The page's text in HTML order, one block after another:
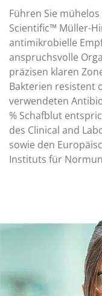
Führen Sie
Scientific™ Müller-
antimikrobielle
anspruchsvolle
präzisen klaren
Bakterien resistent
verwendeten
% Schafblut
des Clinical and
sowie den
Instituts für